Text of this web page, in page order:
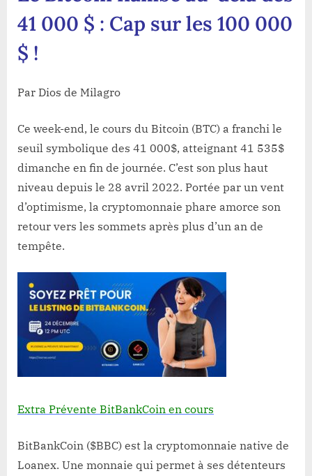
les
41 000 $ : Cap sur les 100 000
$ !
Par Dios de Milagro
Ce week-end, le cours du Bitcoin (BTC) a franchi le
seuil symbolique des 41 000$, atteignant 41 535$
dimanche en fin de journée. C’est son plus haut
niveau depuis le 28 avril 2022. Portée par un vent
d’optimisme, la cryptomonnaie phare amorce son
retour vers les sommets après plus d’un an de
tempête.
Extra Prévente BitBankCoin en cours
BitBankCoin ($BBC) est la cryptomonnaie native de
Loanex. Une monnaie qui permet à ses détenteurs